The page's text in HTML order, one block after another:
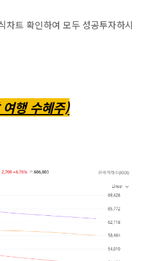
차트 확인하여 모두 성공투자하시
행 수혜주)